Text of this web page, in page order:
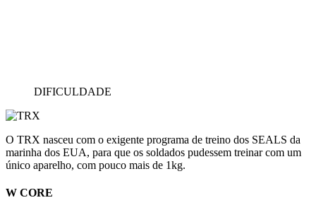
DIFICULDADE
O TRX nasceu com o exigente programa de treino dos SEALS da
marinha dos EUA, para que os soldados pudessem treinar com um
único aparelho, com pouco mais de 1kg.
W CORE